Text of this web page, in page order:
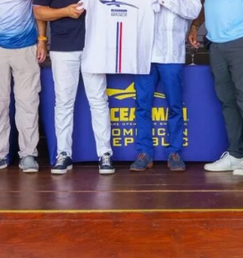
Y FALTA
El
de
oficial
de las